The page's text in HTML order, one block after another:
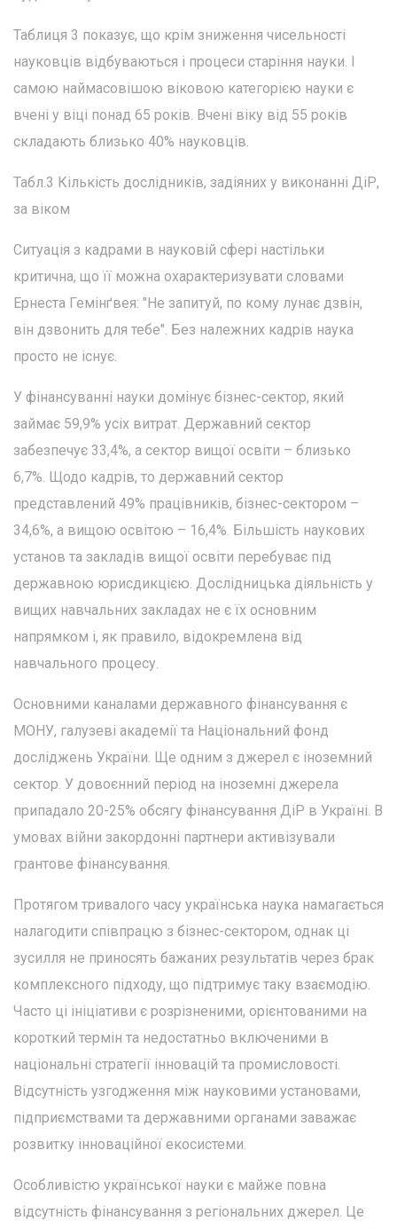
Таблиця 3 показує, що крім зниження чисельності
науковців відбуваються і процеси старіння науки. І
самою наймасовішою віковою категорією науки є
вчені у віці понад 65 років. Вчені віку від 55 років
складають близько 40% науковців.
Табл.3 Кількість дослідників, задіяних у виконанні ДіР,
за віком
Ситуація з кадрами в науковій сфері настільки
критична, що її можна охарактеризувати словами
Ернеста Гемінґвея: "Не запитуй, по кому лунає дзвін,
він дзвонить для тебе". Без належних кадрів наука
просто не існує.
У фінансуванні науки домінує бізнес-сектор, який
займає 59,9% усіх витрат. Державний сектор
забезпечує 33,4%, а сектор вищої освіти – близько
6,7%. Щодо кадрів, то державний сектор
представлений 49% працівників, бізнес-сектором –
34,6%, а вищою освітою – 16,4%. Більшість наукових
установ та закладів вищої освіти перебуває під
державною юрисдикцією. Дослідницька діяльність у
вищих навчальних закладах не є їх основним
напрямком і, як правило, відокремлена від
навчального процесу.
Основними каналами державного фінансування є
МОНУ, галузеві академії та Національний фонд
досліджень України. Ще одним з джерел є іноземний
сектор. У довоєнний період на іноземні джерела
припадало 20-25% обсягу фінансування ДіР в Україні. В
умовах війни закордонні партнери активізували
грантове фінансування.
Протягом тривалого часу українська наука намагається
налагодити співпрацю з бізнес-сектором, однак ці
зусилля не приносять бажаних результатів через брак
комплексного підходу, що підтримує таку взаємодію.
Часто ці ініціативи є розрізненими, орієнтованими на
короткий термін та недостатньо включеними в
національні стратегії інновацій та промисловості.
Відсутність узгодження між науковими установами,
підприємствами та державними органами заважає
розвитку інноваційної екосистеми.
Особливістю української науки є майже повна
відсутність фінансування з регіональних джерел. Це